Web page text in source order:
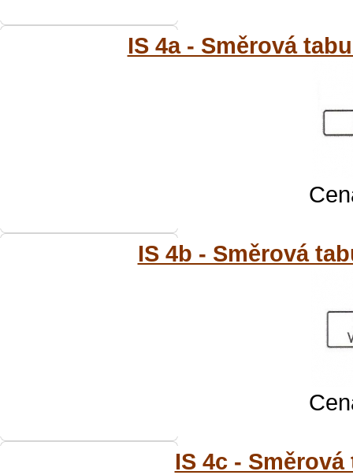
IS 4a - Směrová
IS 4b - Směrová
IS 4c -